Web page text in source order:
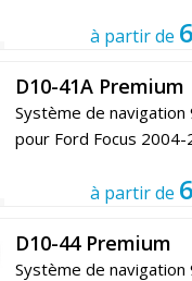
à partir de
D10-41A Premium
Système de navigation
pour Ford Focus 2004-
à partir de
D10-44 Premium
Système de navigation